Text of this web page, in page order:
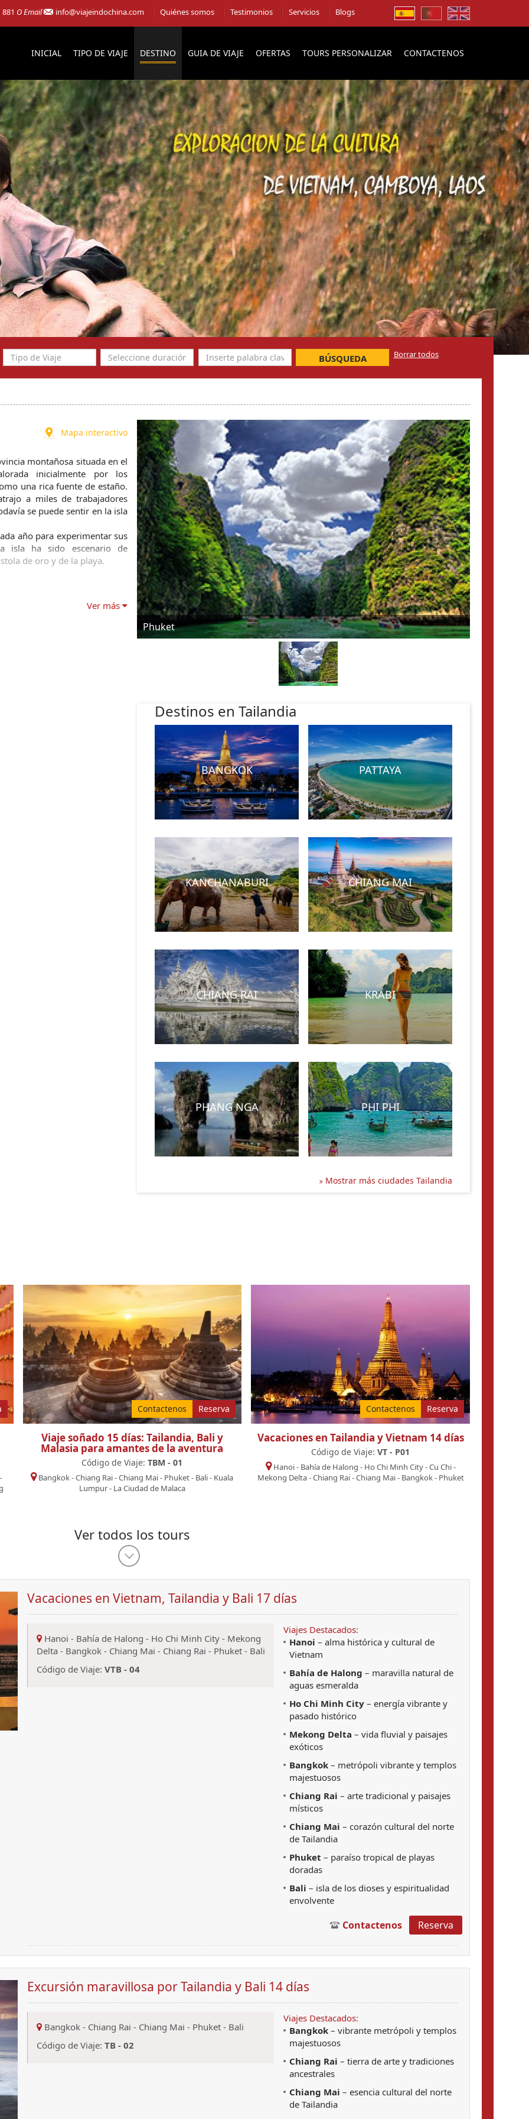
O Email info@viajeindochina.com Quiénes somos Testimonios Servicios Blogs
INICIAL TIPO DE VIAJE DESTINO GUIA DE VIAJE OFERTAS TOURS PERSONALIZAR CONTACTENOS
BÚSQUEDA Borrar todos
Mapa interactivo
montañosa situada en el
inicialmente por los
una rica fuente de estaño.
a miles de trabajadores
se puede sentir en la isla
año para experimentar sus
isla ha sido escenario de
de oro y de la playa.
Ver más
Phuket
Destinos en Tailandia
BANGKOK PATTAYA
KANCHANABURI CHIANG MAI
CHIANG RAI KRABI
PHANG NGA PHI PHI
Mostrar más ciudades Tailandia
Contactenos Reserva
Viaje soñado 15 días: Tailandia, Bali y
Malasia para amantes de la aventura
Código de Viaje:TBM - 01
Bangkok-Chiang Rai-Chiang Mai- Phuket- Bali- Kuala
Lumpur- La Ciudad de Malaca
Contactenos Reserva
Vacaciones en Tailandia y Vietnam 14 días
Código de Viaje:VT - P01
Hanoi- Bahía de Halong - Ho Chi Minh City-Cu Chi-
Mekong Delta-Chiang Rai-Chiang Mai- Bangkok- Phuket
Ver todos los tours
Vacaciones en Vietnam, Tailandia y Bali 17 días
Hanoi - Bahía de Halong - Ho Chi Minh City- Mekong
Delta- Bangkok- Chiang Mai - Chiang Rai - Phuket- Bali
Código de Viaje: VTB - 04
Viajes Destacados:
Hanoi – alma histórica y cultural de
Vietnam
Bahía de Halong – maravilla natural de
aguas esmeralda
Ho Chi Minh City – energía vibrante y
pasado histórico
Mekong Delta – vida fluvial y paisajes
exóticos
Bangkok – metrópoli vibrante y templos
majestuosos
Chiang Rai – arte tradicional y paisajes
místicos
Chiang Mai – corazón cultural del norte
de Tailandia
Phuket – paraíso tropical de playas
doradas
Bali – isla de los dioses y espiritualidad
envolvente
Contactenos Reserva
Excursión maravillosa por Tailandia y Bali 14 días
Bangkok- Chiang Rai - Chiang Mai - Phuket- Bali
Código de Viaje: TB - 02
Viajes Destacados:
Bangkok – vibrante metrópoli y templos
majestuosos
Chiang Rai – tierra de arte y tradiciones
ancestrales
Chiang Mai – esencia cultural del norte
de Tailandia